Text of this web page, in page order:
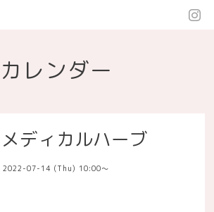
カレンダー
ディカルハーブ
2022-07-14 (Thu) 10:00～